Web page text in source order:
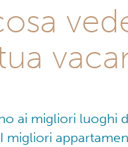
ai migliori luoghi
I migliori